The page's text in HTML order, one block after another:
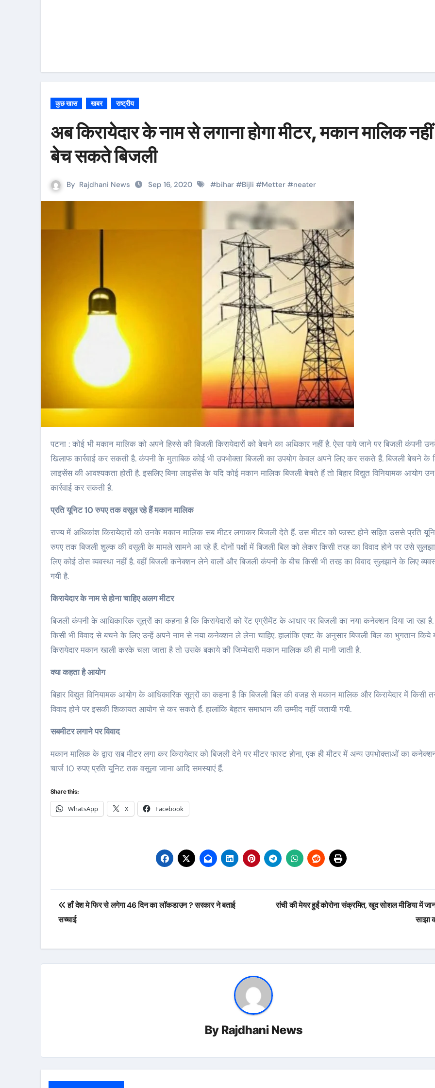
कुछ खास खबर राष्ट्रीय
अब किरायेदार के नाम से लगाना होगा मीटर, मकान मालिक नहीं
बेच सकते बिजली
By Rajdhani News Sep 16, 2020 #bihar #Bijli #Metter #neater
पटना : कोई भी मकान मालिक को अपने हिस्से की बिजली किरायेदारों को बेचने का अधिकार नहीं है. ऐसा पाये जाने पर बिजली कंपनी उनके
खिलाफ कार्रवाई कर सकती है. कंपनी के मुताबिक कोई भी उपभोक्ता बिजली का उपयोग केवल अपने लिए कर सकते हैं. बिजली बेचने के
लाइसेंस की आवश्यकता होती है. इसलिए बिना लाइसेंस के यदि कोई मकान मालिक बिजली बेचते हैं तो बिहार विद्युत विनियामक आयोग
कार्रवाई कर सकती है.
प्रति यूनिट 10 रुपए तक वसूल रहे हैं मकान मालिक
राज्य में अधिकांश किरायेदारों को उनके मकान मालिक सब मीटर लगाकर बिजली देते हैं. उस मीटर को फास्ट होने सहित उससे प्रति
रुपए तक बिजली शुल्क की वसूली के मामले सामने आ रहे हैं. दोनों पक्षों में बिजली बिल को लेकर किसी तरह का विवाद होने पर उसे
लिए कोई ठोस व्यवस्था नहीं है. वहीं बिजली कनेक्शन लेने वालों और बिजली कंपनी के बीच किसी भी तरह का विवाद सुलझाने के लिए
गयी है.
किरायेदार के नाम से होना चाहिए अलग मीटर
बिजली कंपनी के आधिकारिक सूत्रों का कहना है कि किरायेदारों को रेंट एग्रीमेंट के आधार पर बिजली का नया कनेक्शन दिया जा रहा
किसी भी विवाद से बचने के लिए उन्हें अपने नाम से नया कनेक्शन ले लेना चाहिए. हालांकि एक्ट के अनुसार बिजली बिल का भुगतान किये
किरायेदार मकान खाली करके चला जाता है तो उसके बकाये की जिम्मेदारी मकान मालिक की ही मानी जाती है.
क्या कहता है आयोग
बिहार विद्युत विनियामक आयोग के आधिकारिक सूत्रों का कहना है कि बिजली बिल की वजह से मकान मालिक और किरायेदार में किसी
विवाद होने पर इसकी शिकायत आयोग से कर सकते हैं. हालांकि बेहतर समाधान की उम्मीद नहीं जतायी गयी.
सबमीटर लगाने पर विवाद
मकान मालिक के द्वारा सब मीटर लगा कर किरायेदार को बिजली देने पर मीटर फास्ट होना, एक ही मीटर में अन्य उपभोक्ताओं का
चार्ज 10 रुपए प्रति यूनिट तक वसूला जाना आदि समस्याएं हैं.
Share this:
WhatsApp X Facebook
Post
navigation
हाँ देश मे फिर से लगेगा 46 दिन का लॉकडाउन ? सरकार ने बताई
सच्चाई
रांची की मेयर हुईं कोरोना संक्रमित, खुद सोशल मीडिया में
साझा
By Rajdhani News